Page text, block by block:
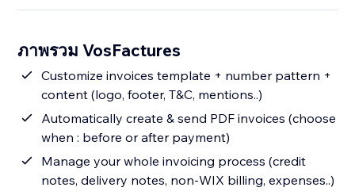
ภาพรวม VosFactures
Customize invoices template + number pattern +
content (logo, footer, T&C, mentions..)
Automatically create & send PDF invoices (choose
when : before or after payment)
Manage your whole invoicing process (credit
notes, delivery notes, non-WIX billing, expenses..)